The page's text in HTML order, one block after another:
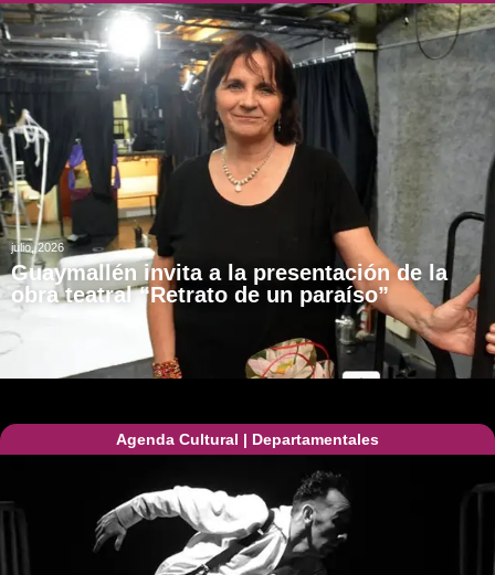
julio, 2026
Guaymallén invita a la presentación de la
obra teatral “Retrato de un paraíso”
Agenda Cultural | Departamentales